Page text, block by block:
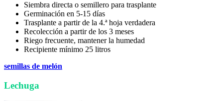
Siembra directa o semillero para trasplante
Germinación en 5-15 días
Trasplante a partir de la 4.ª hoja verdadera
Recolección a partir de los 3 meses
Riego frecuente, mantener la humedad
Recipiente mínimo 25 litros
semillas de melón
Lechuga